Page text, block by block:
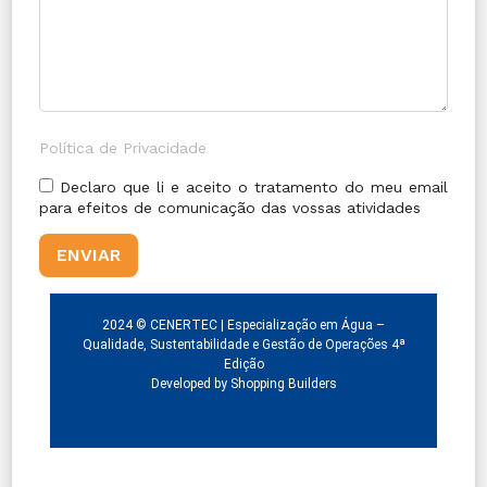
Política de Privacidade
Declaro que li e aceito o tratamento do meu email
para efeitos de comunicação das vossas atividades
2024 © CENERTEC | Especialização em Água –
Qualidade, Sustentabilidade e Gestão de Operações 4ª
Edição
Developed by Shopping Builders